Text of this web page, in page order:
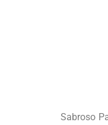
Sabroso